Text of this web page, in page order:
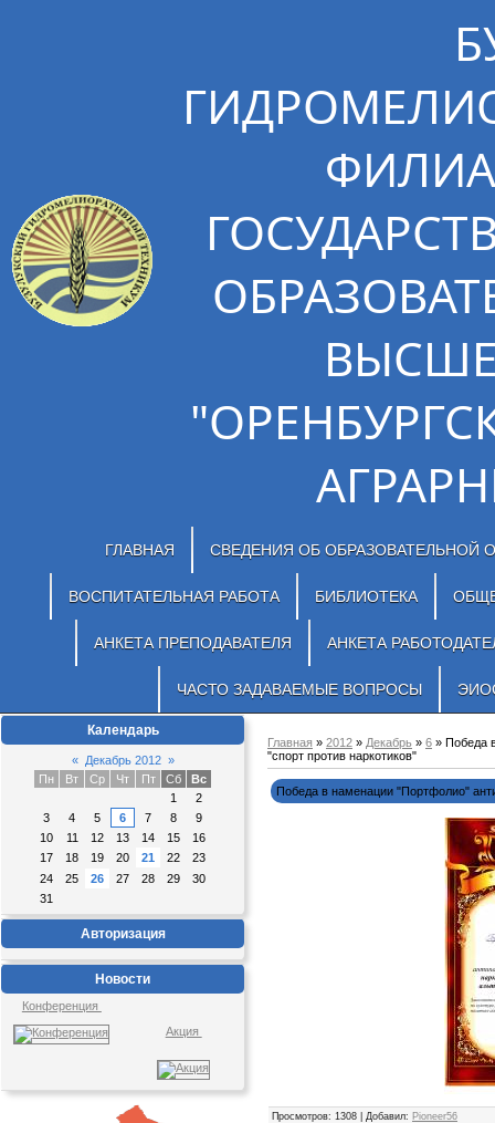
ГЛАВНАЯ СВЕДЕНИЯ ОБ ОБРАЗОВАТЕЛЬНОЙ
ВОСПИТАТЕЛЬНАЯ РАБОТА БИБЛИОТЕКА
АНКЕТА ПРЕПОДАВАТЕЛЯ АНКЕТА
ЧАСТО ЗАДАВАЕМЫЕ ВОПРОСЫ
Календарь
« Декабрь 2012 »
Пн
Вт Ср Чт Пт Сб
Вс
1
2
3
4 5 6 7 8
9
10
11 12 13 14 15
16
17
18 19 20 21 22
23
24
25 26 27 28 29
30
31
Авторизация
Новости
Конференция
Акция
Главная » 2012 » Декабрь » 6 » Победа
"спорт против наркотиков"
Победа в наменации "Портфолио"
Просмотров: 1308 | Добавил: Pioneer56